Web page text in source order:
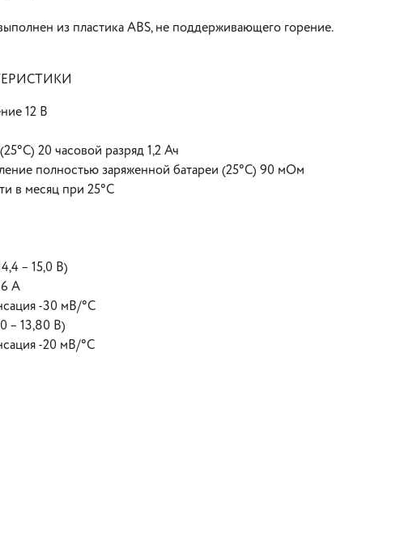
из пластика ABS, не поддерживающего горение.
12 В
20 часовой разряд 1,2 Ач
полностью заряженной батареи (25°С) 90 мОм
в месяц при 25°С
– 15,0 В)
А
-30 мВ/°С
– 13,80 В)
-20 мВ/°С